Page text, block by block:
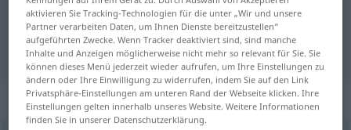
für "tomba"
"tomba" Deutsch Übersetzung
„tomba“: femminile
aktivieren Sie Tracking-Technologien für die unter „Wir und unsere
Partner verarbeiten Daten, um Ihnen Dienste bereitzustellen“
aufgeführten Zwecke. Wenn Tracker deaktiviert sind, sind manche
Inhalte und Anzeigen möglicherweise nicht mehr so relevant für Sie. Sie
können dieses Menü jederzeit wieder aufrufen, um Ihre Einstellungen zu
ändern oder Ihre Einwilligung zu widerrufen, indem Sie auf den Link
Privatsphäre-Einstellungen am unteren Rand der Webseite klicken. Ihre
Einstellungen gelten innerhalb unseres Website. Weitere Informationen
finden Sie in unserer Datenschutzerklärung.